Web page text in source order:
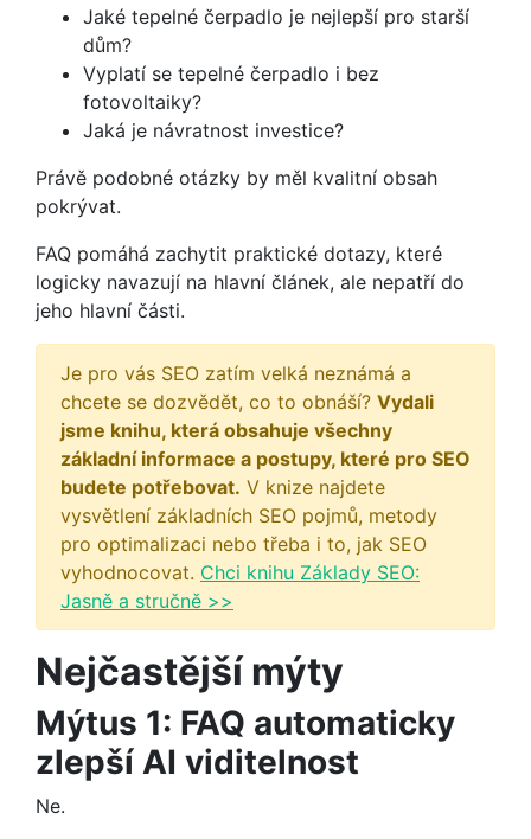
Jaké tepelné čerpadlo je nejlepší pro starší
dům?
Vyplatí se tepelné čerpadlo i bez
fotovoltaiky?
Jaká je návratnost investice?
Právě podobné otázky by měl kvalitní obsah
pokrývat.
FAQ pomáhá zachytit praktické dotazy, které
logicky navazují na hlavní článek, ale nepatří do
jeho hlavní části.
Je pro vás SEO zatím velká neznámá a
chcete se dozvědět, co to obnáší? Vydali
jsme knihu, která obsahuje všechny
základní informace a postupy, které pro SEO
budete potřebovat. V knize najdete
vysvětlení základních SEO pojmů, metody
pro optimalizaci nebo třeba i to, jak SEO
vyhodnocovat. Chci knihu Základy SEO:
Jasně a stručně >>
Nejčastější mýty
Mýtus 1: FAQ automaticky
zlepší AI viditelnost
Ne.